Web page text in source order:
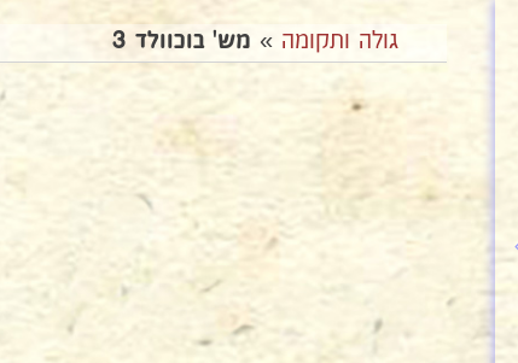
גולה ותקומה » מש' בוכוולד 3